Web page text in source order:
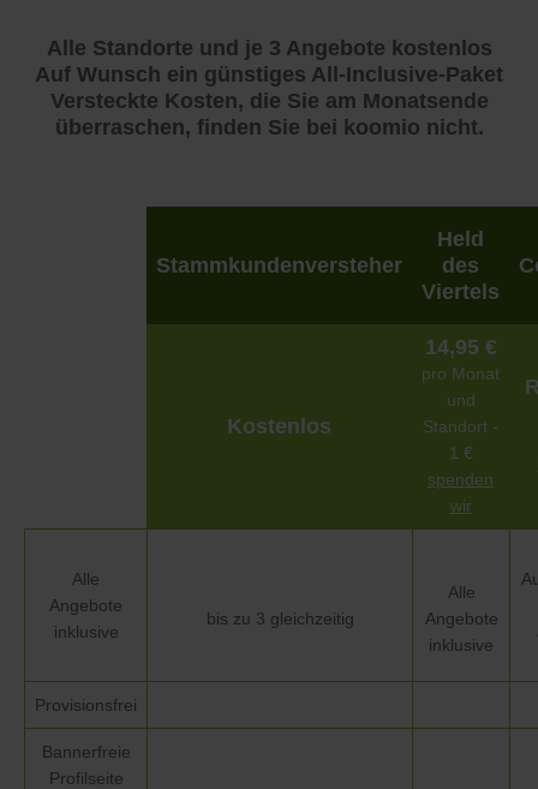
Alle Standorte und je 3 Angebote kostenlos
Auf Wunsch ein günstiges All-Inclusive-Paket
Versteckte Kosten, die Sie am Monatsende
überraschen, finden Sie bei koomio nicht.
Stammkundenversteher
Held
des
Viertels
Kostenlos
14,95 €
pro Monat
und
Standort -
1 €
spenden
wir
Alle
Angebote
inklusive
bis zu 3 gleichzeitig
Alle
Angebote
inklusive
Provisionsfrei
Bannerfreie
Profilseite